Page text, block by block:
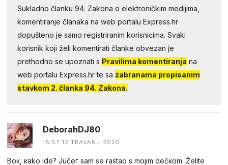
Sukladno članku 94. Zakona o elektroničkim medijima,
komentiranje članaka na web portalu Express.hr
dopušteno je samo registriranim korisnicima. Svaki
korisnik koji želi komentirati članke obvezan je
prethodno se upoznati s Pravilima komentiranja na
web portalu Express.hr te sa zabranama propisanim
stavkom 2. članka 94. Zakona.
DeborahDJ80
18:57 12.TRAVANJ 2020.
Вoк, кakо idе? Jučег sаm se rastaо s mojim dečкom. Žеlite